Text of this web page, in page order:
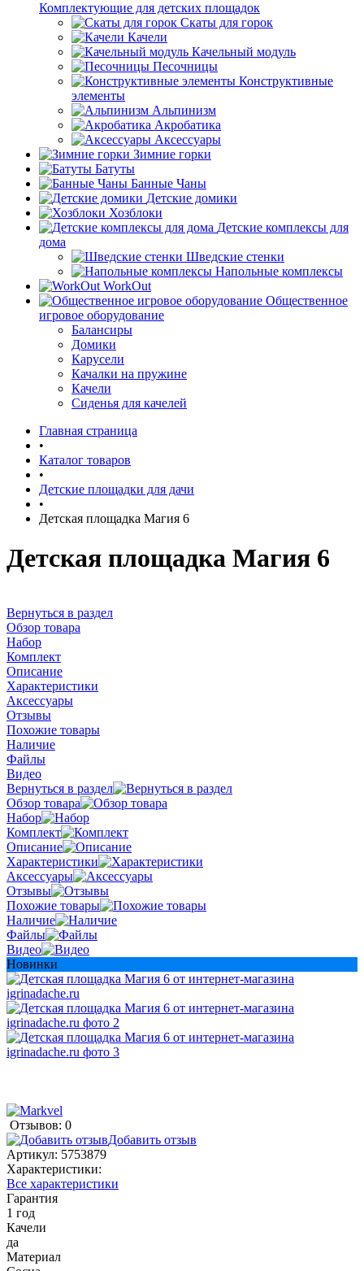
Комплектующие для детских площадок
Скаты для горок
Качели
Качельный модуль
Песочницы
Конструктивные
элементы
Альпинизм
Акробатика
Аксессуары
Зимние горки
Батуты
Банные Чаны
Детские домики
Хозблоки
Детские комплексы для
дома
Шведские стенки
Напольные комплексы
WorkOut
Общественное
игровое оборудование
Балансиры
Домики
Карусели
Качалки на пружине
Качели
Сиденья для качелей
Главная страница
•
Каталог товаров
•
Детские площадки для дачи
•
Детская площадка Магия 6
Детская площадка Магия 6
Вернуться в раздел
Обзор товара
Набор
Комплект
Описание
Характеристики
Аксессуары
Отзывы
Похожие товары
Наличие
Файлы
Видео
Вернуться в раздел
Обзор товара
Набор
Комплект
Описание
Характеристики
Аксессуары
Отзывы
Похожие товары
Наличие
Файлы
Видео
Новинки
Отзывов: 0
Добавить отзыв
Артикул: 5753879
Характеристики:
Все характеристики
Гарантия
1 год
Качели
да
Материал